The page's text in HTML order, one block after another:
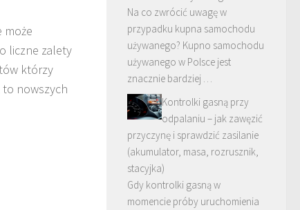
może
liczne zalety
którzy
to nowszych
Na co zwrócić uwagę w
przypadku kupna samochodu
używanego? Kupno samochodu
używanego w Polsce jest
znacznie bardziej …
Kontrolki gasną przy
odpalaniu – jak zawęzić
przyczynę i sprawdzić zasilanie
(akumulator, masa, rozrusznik,
stacyjka)
Gdy kontrolki gasną w
momencie próby uruchomienia